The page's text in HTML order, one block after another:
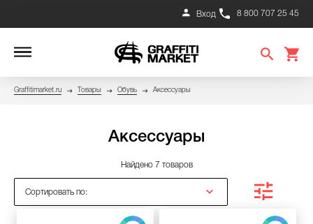
8 800 707 25 45
Вход
Graffitimarket.ru Товары Обувь Аксессуары
Аксессуары
Найдено 7 товаров
Сортировать по: